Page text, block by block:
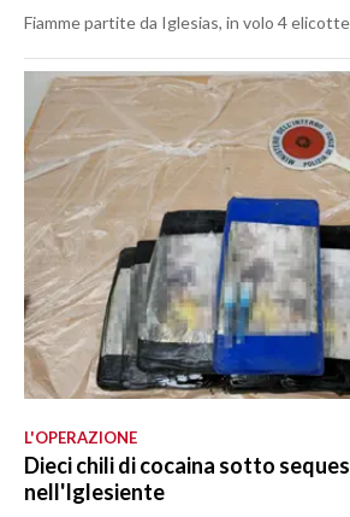
Fiamme partite da Iglesias, in volo 4
L'OPERAZIONE
Dieci chili di cocaina sotto
nell'Iglesiente